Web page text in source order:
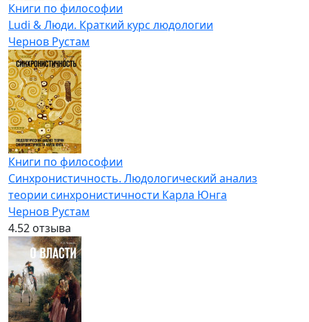
Книги по философии
Ludi & Люди. Краткий курс людологии
Чернов Рустам
Книги по философии
Синхронистичность. Людологический анализ
теории синхронистичности Карла Юнга
Чернов Рустам
4.52 отзыва